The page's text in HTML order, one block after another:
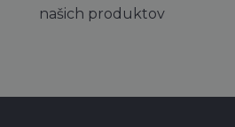
našich produktov